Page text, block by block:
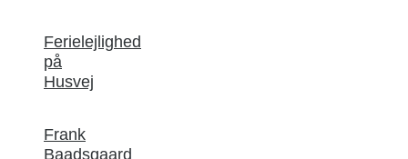
Ferielejlighed
på
Husvej
Frank
Baadsgaard